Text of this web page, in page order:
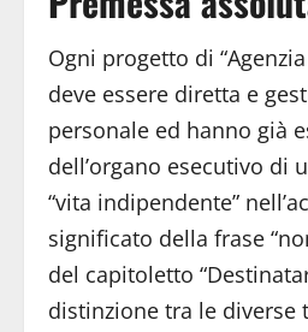
Ogni progetto di
deve essere diretta e
personale ed hanno già
dell’organo esecutivo di
“vita indipendente”
significato della frase
del capitoletto
distinzione tra le diverse